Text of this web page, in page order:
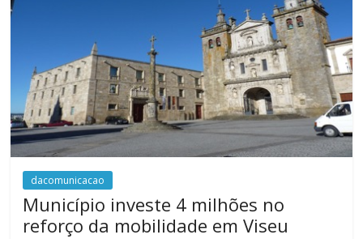
dacomunicacao
Município investe 4 milhões no
reforço da mobilidade em Viseu